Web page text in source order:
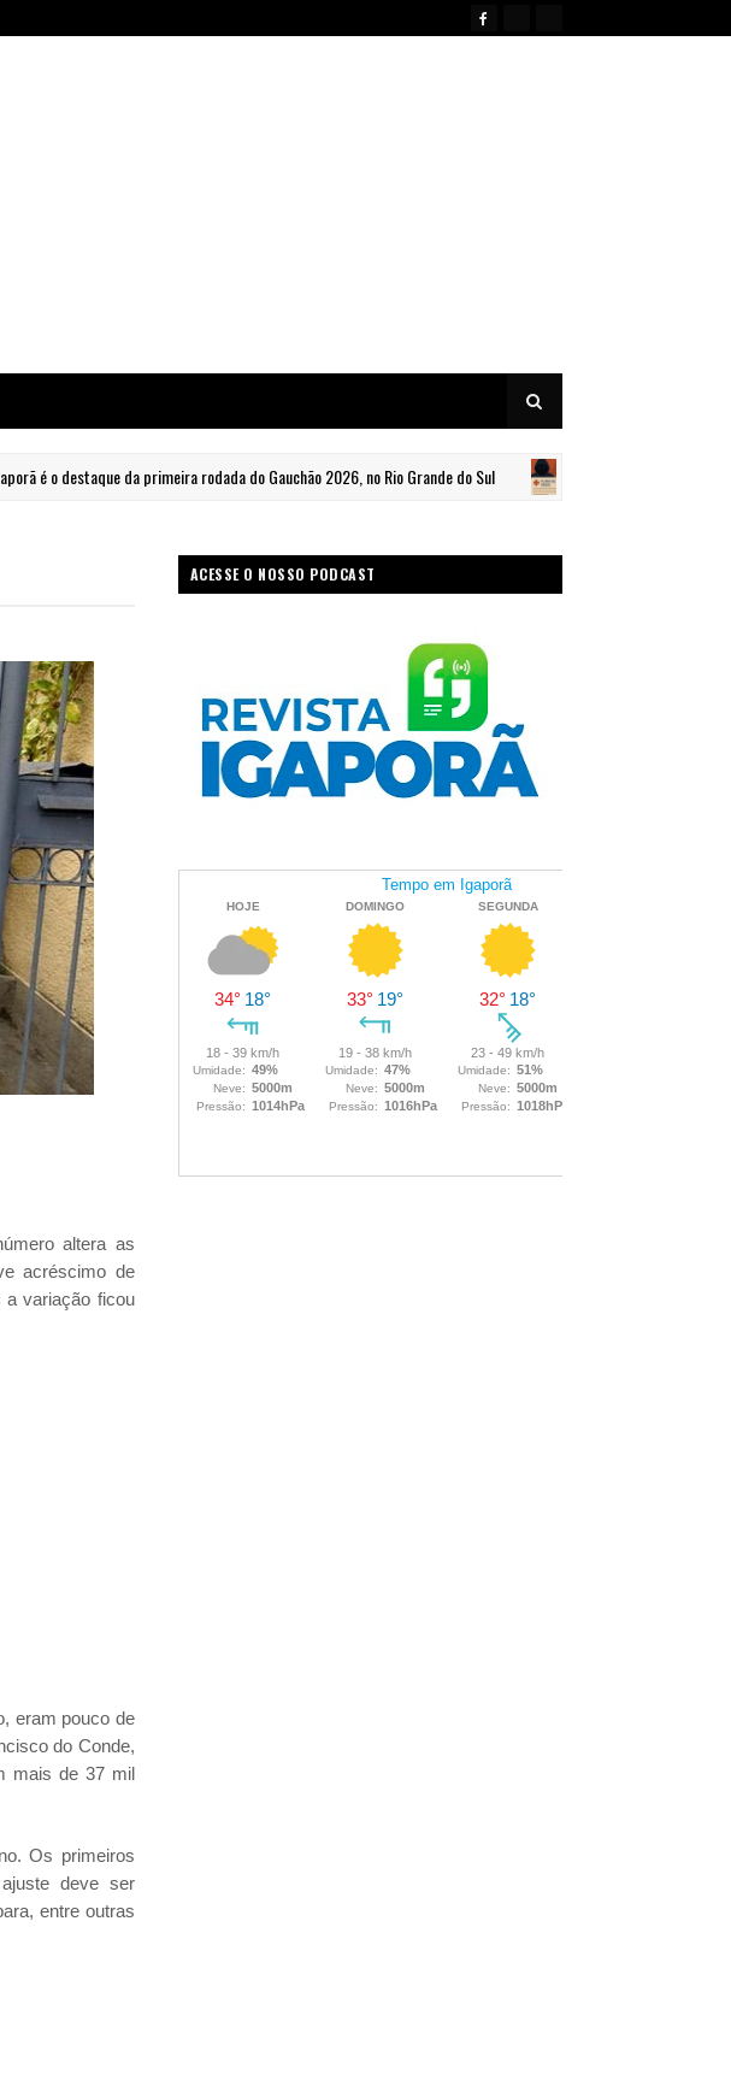
o destaque da primeira rodada do Gauchão 2026, no Rio Grande do Sul BRASIL
altera as
acréscimo de
a variação ficou
eram pouco de
do Conde,
mais de 37 mil
Os primeiros
deve ser
entre outras
ACESSE O NOSSO PODCAST